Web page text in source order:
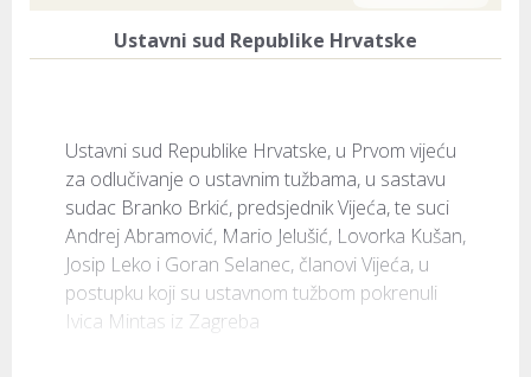
Ustavni sud Republike Hrvatske
Ustavni sud Republike Hrvatske, u Prvom vijeću
za odlučivanje o ustavnim tužbama, u sastavu
sudac Branko Brkić, predsjednik Vijeća, te suci
Andrej Abramović, Mario Jelušić, Lovorka Kušan,
Josip Leko i Goran Selanec, članovi Vijeća, u
postupku koji su ustavnom tužbom pokrenuli
Ivica Mintas iz Zagreba